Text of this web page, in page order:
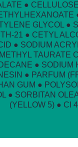
●
GLYCOL ●
21 ● CETYL
● SODIUM
TAURATE
● SODIUM
● PARFUM
GUM ●
● SORBITAN
(YELLOW 5) ● CI